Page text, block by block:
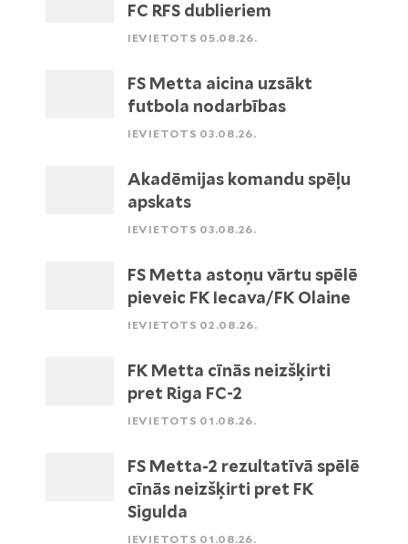
FC RFS dublieriem
IEVIETOTS 05.08.26.
FS Metta aicina uzsākt
futbola nodarbības
IEVIETOTS 03.08.26.
Akadēmijas komandu spēļu
apskats
IEVIETOTS 03.08.26.
FS Metta astoņu vārtu spēlē
pieveic FK Iecava/FK Olaine
IEVIETOTS 02.08.26.
FK Metta cīnās neizšķirti
pret Riga FC-2
IEVIETOTS 01.08.26.
FS Metta-2 rezultatīvā spēlē
cīnās neizšķirti pret FK
Sigulda
IEVIETOTS 01.08.26.